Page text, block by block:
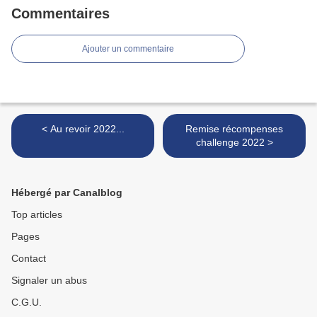
Commentaires
Ajouter un commentaire
< Au revoir 2022...
Remise récompenses
challenge 2022 >
Hébergé par Canalblog
Top articles
Pages
Contact
Signaler un abus
C.G.U.